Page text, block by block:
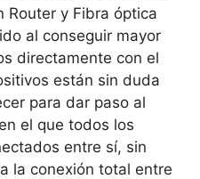
Router y Fibra óptica
al conseguir mayor
directamente con el
están sin duda
para dar paso al
el que todos los
entre sí, sin
la conexión total entre